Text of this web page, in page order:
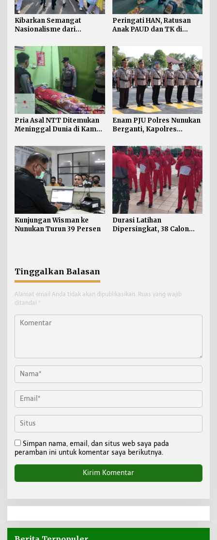
Kibarkan Semangat
Nasionalisme dari
Merah Putih 81 Meter
Dibentangkan di Sebatik
Peringati HAN, Ratusan
Anak PAUD dan TK di
Lomba Menggambar dan
Mewarnai
Pria Asal NTT Ditemukan
Meninggal Dunia di Kamar
Enam PJU Polres Nunukan
Berganti, Kapolres
Personel
Kunjungan Wisman ke
Nunukan Turun 39 Persen
Durasi Latihan
Dipersingkat, 38 Calon
Tinggalkan Balasan
Alamat email Anda tidak akan dipublikasikan. Ruas yang wajib
ditandai *
Simpan nama, email, dan situs web saya pada
peramban ini untuk komentar saya berikutnya.